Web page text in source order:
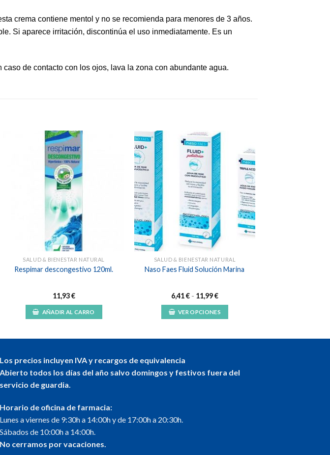
crema contiene mentol y no se recomienda para menores de 3 años.
Si aparece irritación, discontinúa el uso inmediatamente. Es un
de contacto con los ojos, lava la zona con abundante agua.
SALUD & BIENESTAR NATURAL
Respimar descongestivo 120ml.
11,93€
AÑADIR AL CARRO
Añadir
lista de
deseos
SALUD & BIENESTAR NATURAL
Naso Faes Fluid Solución Marina
6,41€ - 11,99€Rango
precios:
desde
VER OPCIONES
variantes.
Los precios incluyen IVA y recargos de equivalencia
Abierto todos los días del año salvo domingos y festivos fuera del
servicio de guardia.
Horario de oficina de farmacia:
Lunes a viernes de 9:30h a 14:00h y de 17:00h a 20:30h.
Sábados de 10:00h a 14:00h.
No cerramos por vacaciones.